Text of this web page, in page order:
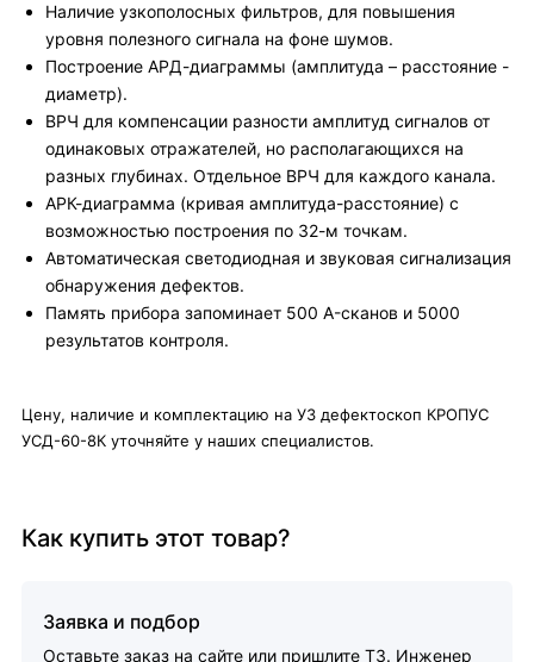
Наличие узкополосных фильтров, для повышения
уровня полезного сигнала на фоне шумов.
Построение АРД-диаграммы (амплитуда – расстояние -
диаметр).
ВРЧ для компенсации разности амплитуд сигналов от
одинаковых отражателей, но располагающихся на
разных глубинах. Отдельное ВРЧ для каждого канала.
АРК-диаграмма (кривая амплитуда-расстояние) с
возможностью построения по 32-м точкам.
Автоматическая светодиодная и звуковая сигнализация
обнаружения дефектов.
Память прибора запоминает 500 A-сканов и 5000
результатов контроля.
Цену, наличие и комплектацию на УЗ дефектоскоп КРОПУС
УСД-60-8К уточняйте у наших специалистов.
Как купить этот товар?
Заявка и подбор
Оставьте заказ на сайте или пришлите ТЗ. Инженер